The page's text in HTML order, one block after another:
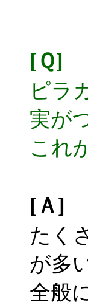
[Ｑ]
ピラ
実が
これ
[Ａ]
たく
が多
全般